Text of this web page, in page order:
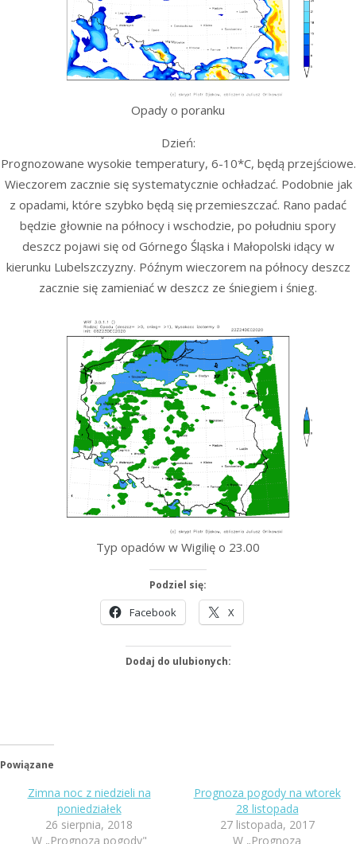
Opady o poranku
Dzień:
Prognozowane wysokie temperatury, 6-10*C, będą przejściowe.
Wieczorem zacznie się systematycznie ochładzać. Podobnie jak
z opadami, które szybko będą się przemieszczać. Rano padać
będzie głownie na północy i wschodzie, po południu spory
deszcz pojawi się od Górnego Śląska i Małopolski idący w
kierunku Lubelszczyzny. Późnym wieczorem na północy deszcz
zacznie się zamieniać w deszcz ze śniegiem i śnieg.
Typ opadów w Wigilię o 23.00
Podziel się:
Facebook X
Dodaj do ulubionych:
Powiązane
Zimna noc z niedzieli na
poniedziałek
26 sierpnia, 2018
W „Prognoza pogody"
Prognoza pogody na wtorek
28 listopada
27 listopada, 2017
W „Prognoza